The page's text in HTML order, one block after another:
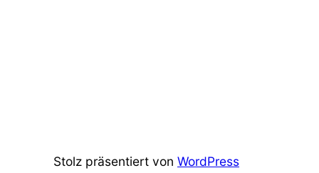
Stolz präsentiert von WordPress